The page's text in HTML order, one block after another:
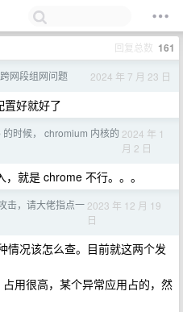
回复总数 161
网段组网问题 2024 年 7 月 23 日
置好就好了
的时候， chromium 内核的 2024 年 1
月 2 日
就是 chrome 不行。。。
击，请大佬指点一 2023 年 12 月 19
日
情况该怎么查。目前就这两个发
用很高，某个异常应用占的，然